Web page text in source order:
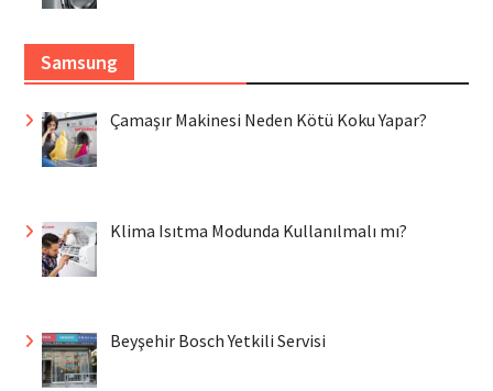
Samsung
Çamaşır Makinesi Neden Kötü Koku Yapar?
Klima Isıtma Modunda Kullanılmalı mı?
Beyşehir Bosch Yetkili Servisi